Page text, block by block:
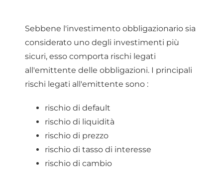
Sebbene l'investimento obbligazionario sia
considerato uno degli investimenti più
sicuri, esso comporta rischi legati
all'emittente delle obbligazioni. I principali
rischi legati all'emittente sono :
rischio di default
rischio di liquidità
rischio di prezzo
rischio di tasso di interesse
rischio di cambio